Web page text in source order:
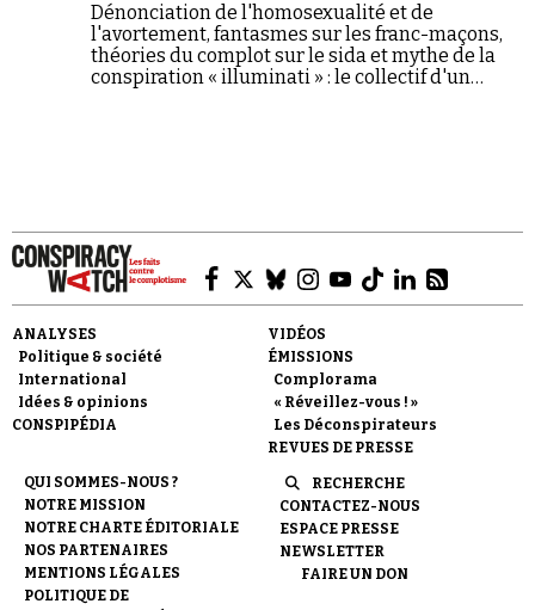
Newsletter
Demander à Vera
Dénonciation de l'homosexualité et de
l'avortement, fantasmes sur les franc-maçons,
théories du complot sur le sida et mythe de la
conspiration « illuminati » : le collectif d'un
ANALYSES
Politique & société
International
Idées & opinions
CONSPIPÉDIA
VIDÉOS
ÉMISSIONS
Complorama
« Réveillez-vous ! »
Les Déconspirateurs
REVUES DE PRESSE
QUI SOMMES-NOUS ?
NOTRE MISSION
NOTRE CHARTE ÉDITORIALE
NOS PARTENAIRES
MENTIONS LÉGALES
POLITIQUE DE
RECHERCHE
CONTACTEZ-NOUS
ESPACE PRESSE
NEWSLETTER
FAIRE UN DON